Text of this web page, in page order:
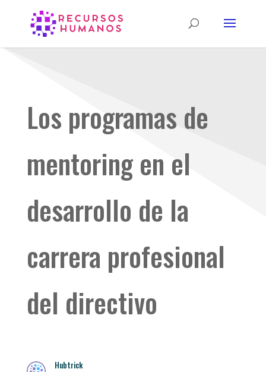
Los programas de
mentoring en el
desarrollo de la
carrera profesional
del directivo
Hubtrick